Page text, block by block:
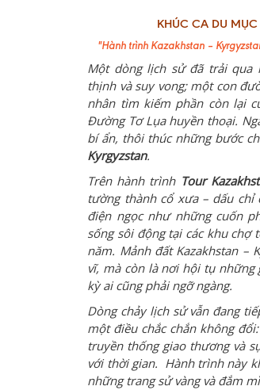
KHÚC CA DU MỤC
"Hành trình Kazakhstan –
Một dòng lịch sử đã trải qua
thịnh và suy vong; một con
nhân tìm kiếm phần còn lại
Đường Tơ Lụa huyền thoại.
bí ẩn, thôi thúc những bước
Kyrgyzstan.
Trên hành trình Tour
tường thành cổ xưa – dấu chỉ
điện ngọc như những cuốn
sống sôi động tại các khu
năm. Mảnh đất Kazakhstan –
vĩ, mà còn là nơi hội tụ
kỳ ai cũng phải ngỡ ngàng.
Dòng chảy lịch sử vẫn đang
một điều chắc chắn không
truyền thống giao thương và
với thời gian. Hành trình này
những trang sử vàng và đắm